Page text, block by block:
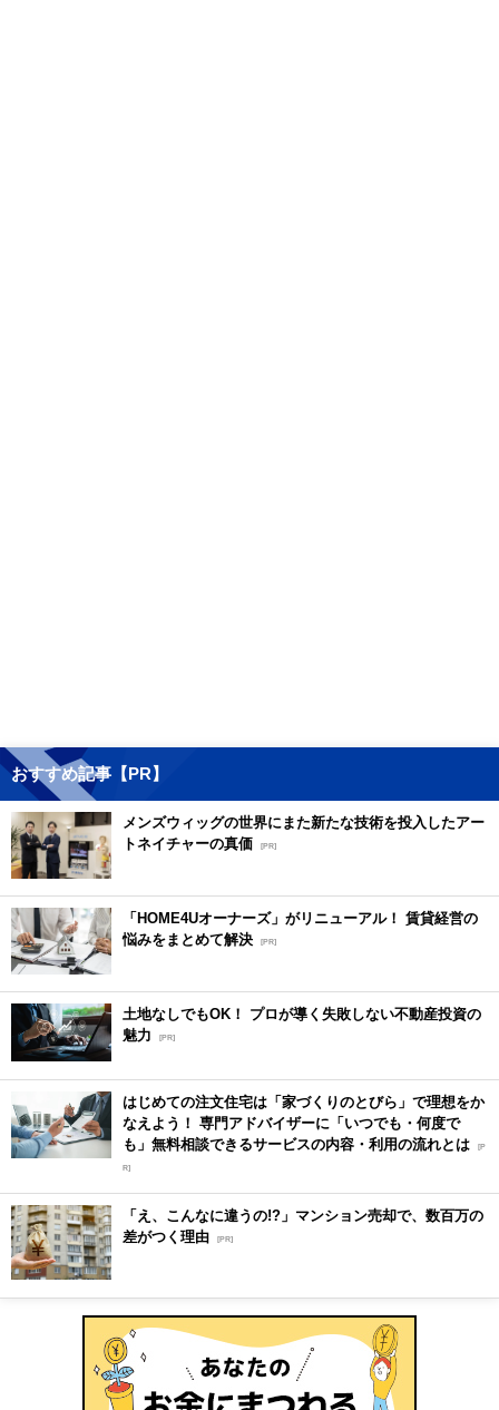
おすすめ記事【PR】
メンズウィッグの世界にまた新たな技術を投入したアー
トネイチャーの真価 [PR]
「HOME4Uオーナーズ」がリニューアル！ 賃貸経営の
悩みをまとめて解決 [PR]
土地なしでもOK！ プロが導く失敗しない不動産投資の
魅力
[PR]
はじめての注文住宅は「家づくりのとびら」で理想をか
なえよう！ 専門アドバイザーに「いつでも・何度で
も」無料相談できるサービスの内容・利用の流れとは [P
R]
「え、こんなに違うの!?」マンション売却で、数百万の
差がつく理由 [PR]